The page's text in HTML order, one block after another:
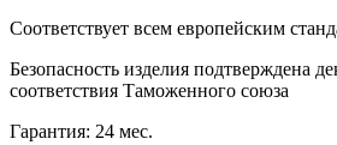
Соответствует всем европейским
Безопасность изделия подтверждена
соответствия Таможенного союза
Гарантия: 24 мес.